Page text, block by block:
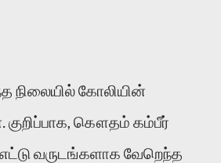
நிலையில் கோலியின்
கௌதம் கம்பீர்
வருடங்களாக வேறெந்த